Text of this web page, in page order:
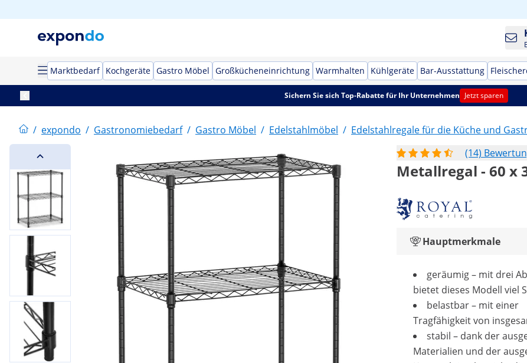
Marktbedarf Kochgeräte Gastro Möbel Großkücheneinrichtung Warmhalten Kühlgeräte Bar-Ausstattung
Sichern Sie sich Top-Rabatte für Ihr Unternehmen Jetzt sparen
/ expondo / Gastronomiebedarf / Gastro Möbel / Edelstahlmöbel / Edelstahlregale für die Küche und
(14)
Metallregal - 60 x
Hauptmerkmale
geräumig – mit drei
bietet dieses Modell viel
belastbar – mit einer
Tragfähigkeit von
stabil – dank der
Materialien und der